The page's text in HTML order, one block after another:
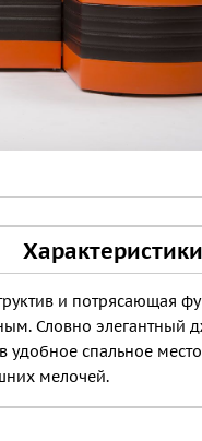
Характеристики
и потрясающая
Словно элегантный
удобное спальное
мелочей.